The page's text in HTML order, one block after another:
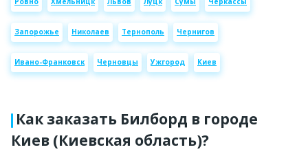
Запорожье Николаев Тернополь Чернигов
Ивано-Франковск Черновцы Ужгород Киев
Как заказать Билборд в городе
Киев (Киевская область)?